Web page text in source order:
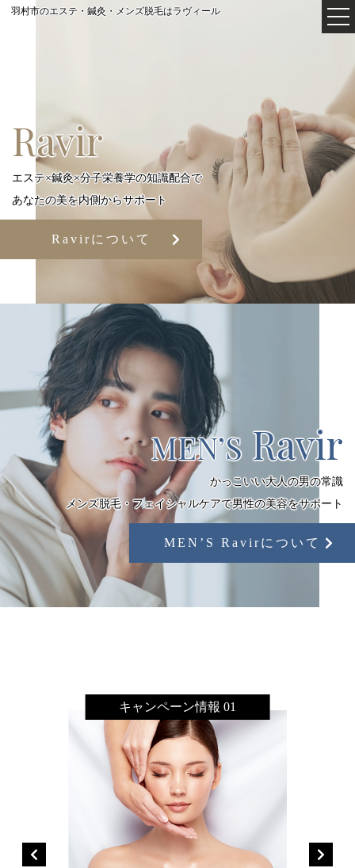
羽村市のエステ・鍼灸・メンズ脱毛はラヴィール
Ravir
エステ×鍼灸×分子栄養学の知識配合で
あなたの美を内側からサポート
Ravirについて
MEN’S Ravir
かっこいい大人の男の常識
メンズ脱毛・フェイシャルケアで男性の美容をサポート
MEN’S Ravirについて
キャンペーン情報 01